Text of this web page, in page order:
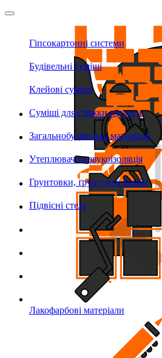
Гіпсокартонні системи
Будівельні суміші
Клейові суміші
Суміші для стяжки підлоги
Загальнобудівельні матеріали
Утеплювач та звукоізоляція
Грунтовки, ґрунтуючі фарби
Підвісні стелі
Лакофарбові матеріали